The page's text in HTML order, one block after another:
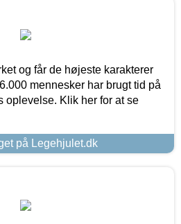
og får de højeste karakterer
mennesker har brugt tid på
oplevelse. Klik her for at se
på Legehjulet.dk